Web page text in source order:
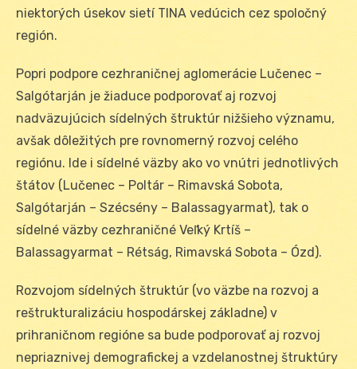
niektorých úsekov sietí TINA vedúcich cez spoločný
región.
Popri podpore cezhraničnej aglomerácie Lučenec –
Salgótarján je žiaduce podporovať aj rozvoj
nadväzujúcich sídelných štruktúr nižšieho významu,
avšak dôležitých pre rovnomerný rozvoj celého
regiónu. Ide i sídelné väzby ako vo vnútri jednotlivých
štátov (Lučenec – Poltár – Rimavská Sobota,
Salgótarján – Szécsény – Balassagyarmat), tak o
sídelné väzby cezhraničné Veľký Krtíš –
Balassagyarmat – Rétság, Rimavská Sobota – Ózd).
Rozvojom sídelných štruktúr (vo väzbe na rozvoj a
reštrukturalizáciu hospodárskej základne) v
prihraničnom regióne sa bude podporovať aj rozvoj
nepriaznivej demografickej a vzdelanostnej štruktúry